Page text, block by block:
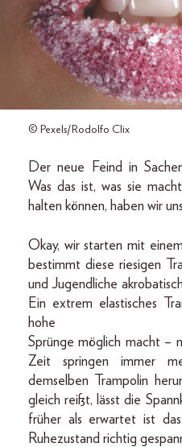
© Pexels/Rodolfo Clix
Der neue Feind in
Was das ist, was sie
halten können, haben wir
Okay, wir starten mit
bestimmt diese riesigen
und Jugendliche
Ein extrem elastisches
hohe
Sprünge möglich macht –
Zeit springen immer
demselben Trampolin
gleich reißt, lässt die
früher als erwartet ist
Ruhezustand richtig